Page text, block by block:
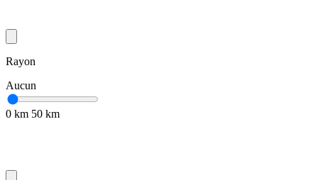
Rayon
Aucun
0 km 50 km